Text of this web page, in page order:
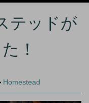
テッドが
！
Homestead